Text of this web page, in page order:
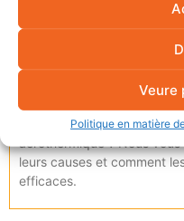
Veure
Politique en matière
Problèmes de
chaleur tournante :
et prévention
Vous avez des doutes sur
défaillances du chauffage
aérothermique ? Nous
leurs causes et comment
efficaces.